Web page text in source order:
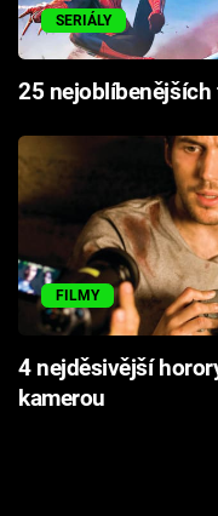
SERIÁLY
25
FILMY
4 nejděsivější
kamerou